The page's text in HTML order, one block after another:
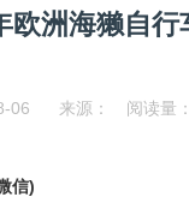
洲海獭自
06 来源： 阅读量：
信)